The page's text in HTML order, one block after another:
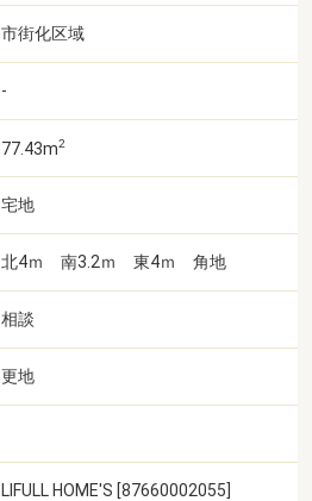
市街化区域
-
77.43m2
宅地
北4ｍ 南3.2ｍ 東4ｍ 角地
相談
更地
LIFULL HOME'S [87660002055]